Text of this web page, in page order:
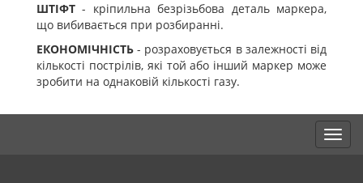
ШТІФТ - кріпильна безрізьбова деталь маркера,
що вибивається при розбиранні.
ЕКОНОМІЧНІСТЬ - розраховується в залежності від
кількості пострілів, які той або інший маркер може
зробити на однаковій кількості газу.